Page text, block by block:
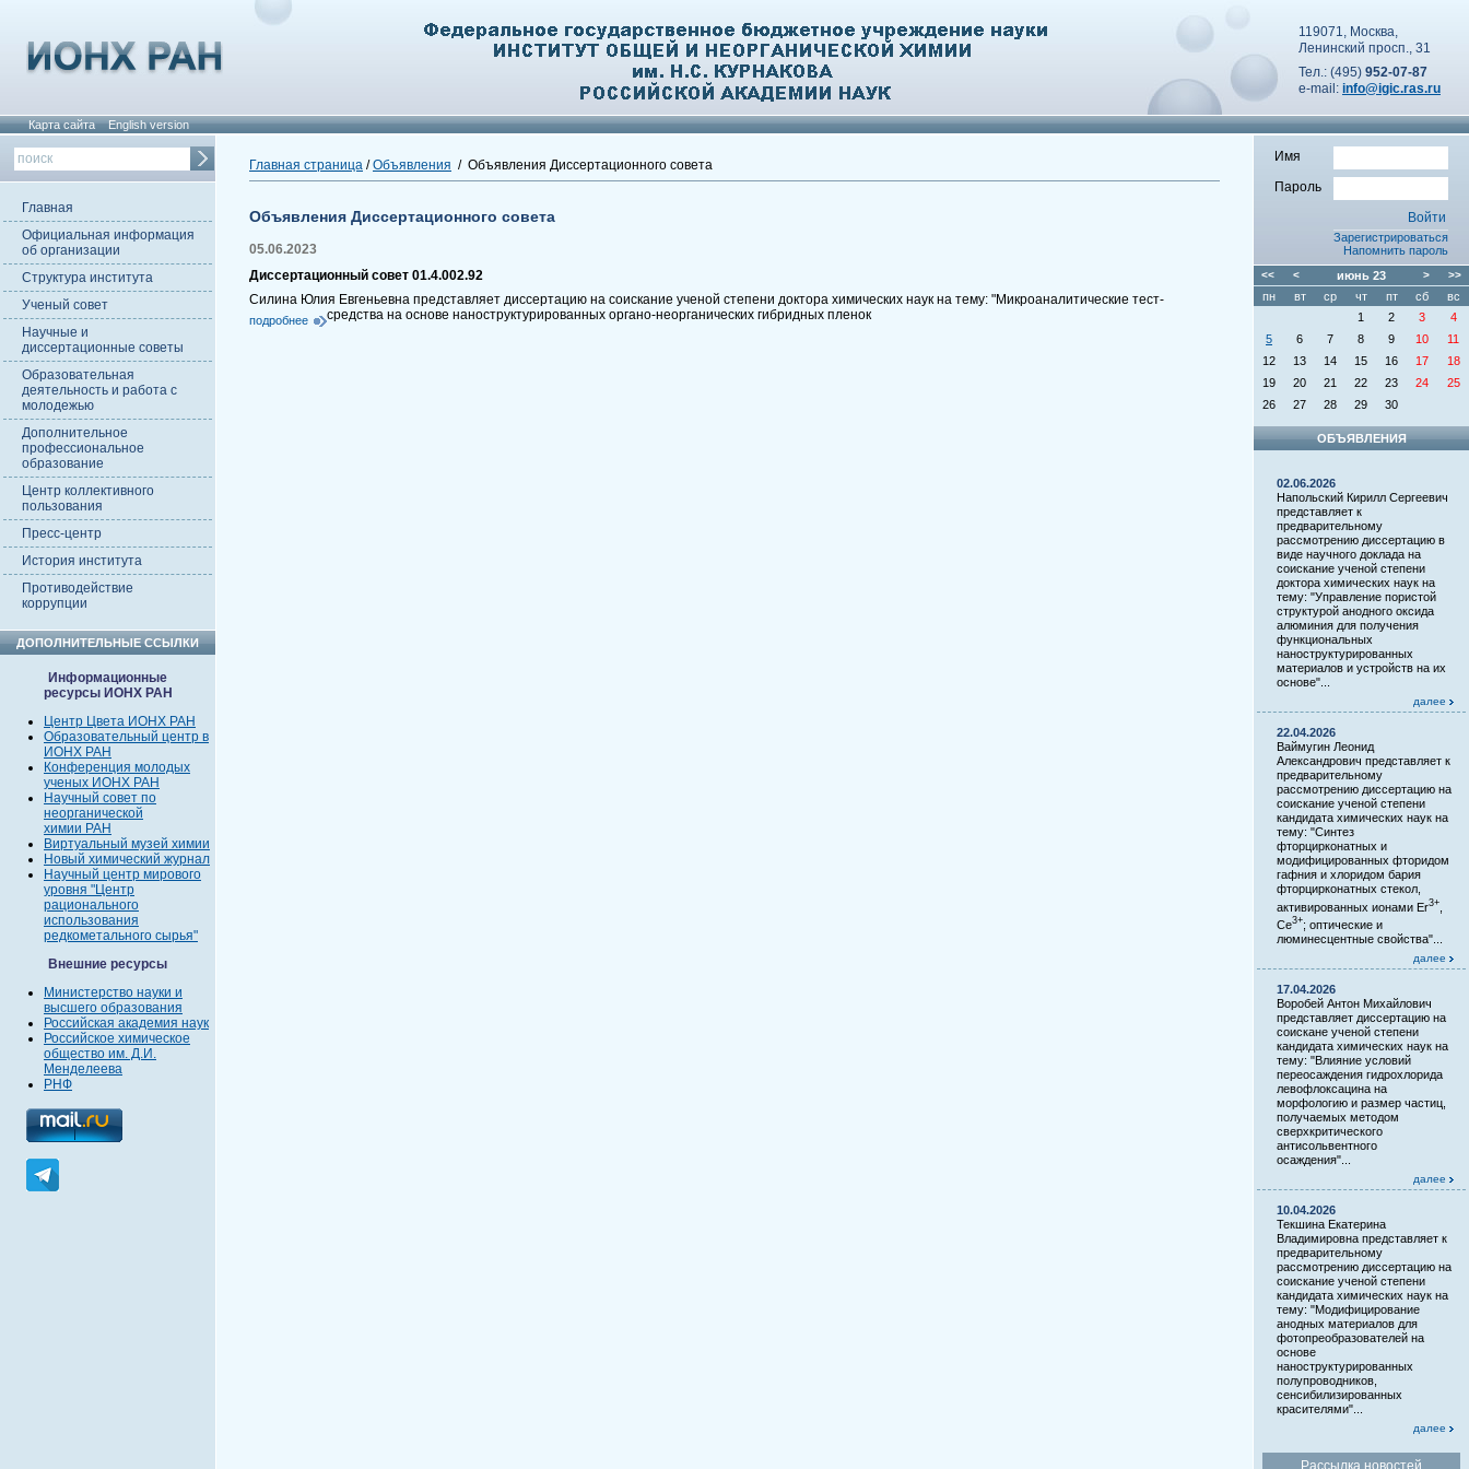
119071, Москва,
Ленинский просп., 31
Тел.: (495) 952-07-87
e-mail: info@igic.ras.ru
Карта сайта English version
Главная
Официальная информация
об организации
Структура института
Ученый совет
Научные и
диссертационные советы
Образовательная
деятельность и работа с
молодежью
Дополнительное
профессиональное
образование
Центр коллективного
пользования
Пресс-центр
История института
Противодействие
коррупции
ДОПОЛНИТЕЛЬНЫЕ ССЫЛКИ
Информационные
ресурсы ИОНХ РАН
Центр Цвета ИОНХ РАН
Образовательный центр в
ИОНХ РАН
Конференция молодых
ученых ИОНХ РАН
Научный совет по
неорганической
химии РАН
Виртуальный музей химии
Новый химический журнал
Научный центр мирового
уровня "Центр
рационального
использования
редкометального сырья"
Внешние ресурсы
Министерство науки и
высшего образования
Российская академия наук
Российское химическое
общество им. Д.И.
Менделеева
РНФ
Главная страница /Объявления / Объявления Диссертационного совета
Объявления Диссертационного совета
05.06.2023
Диссертационный совет 01.4.002.92
Силина Юлия Евгеньевна представляет диссертацию на соискание ученой степени доктора химических наук на тему: "Микроаналитические тест-
средства на основе наноструктурированных органо-неорганических гибридных пленок
подробнее
Имя
Пароль
Зарегистрироваться
Напомнить пароль
<< < июнь 23 > >>
пн вт ср чт пт сб
вс
1
2 3
4
5
6 7 8 9 10
11
12
13 14 15 16 17
18
19
20 21 22 23 24
25
26
27 28 29 30
ОБЪЯВЛЕНИЯ
02.06.2026
Напольский Кирилл Сергеевич
представляет к
предварительному
рассмотрению диссертацию в
виде научного доклада на
соискание ученой степени
доктора химических наук на
тему: "Управление пористой
структурой анодного оксида
алюминия для получения
функциональных
наноструктурированных
материалов и устройств на их
основе"...
далее
22.04.2026
Ваймугин Леонид
Александрович представляет к
предварительному
рассмотрению диссертацию на
соискание ученой степени
кандидата химических наук на
тему: "Синтез
фторцирконатных и
модифицированных фторидом
гафния и хлоридом бария
фторцирконатных стекол,
активированных ионами Er3+
Ce3+; оптические и
люминесцентные свойства"...
далее
17.04.2026
Воробей Антон Михайлович
представляет диссертацию на
соискане ученой степени
кандидата химических наук на
тему: "Влияние условий
переосаждения гидрохлорида
левофлоксацина на
морфологию и размер частиц,
получаемых методом
сверхкритического
антисольвентного
осаждения"...
далее
10.04.2026
Текшина Екатерина
Владимировна представляет к
предварительному
рассмотрению диссертацию на
соискание ученой степени
кандидата химических наук на
тему: "Модифицирование
анодных материалов для
фотопреобразователей на
основе
наноструктурированных
полупроводников,
сенсибилизированных
красителями"...
далее